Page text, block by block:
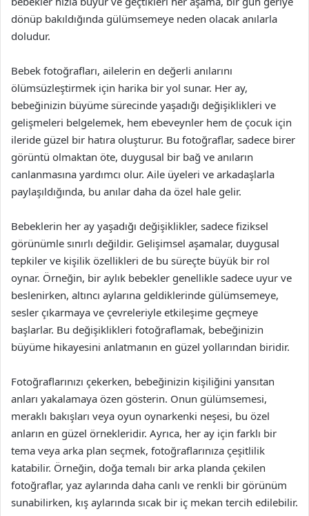
dönüp bakıldığında gülümsemeye neden olacak anılarla
doludur.
Bebek fotoğrafları, ailelerin en değerli anılarını
ölümsüzleştirmek için harika bir yol sunar. Her ay,
bebeğinizin büyüme sürecinde yaşadığı değişiklikleri ve
gelişmeleri belgelemek, hem ebeveynler hem de çocuk için
ileride güzel bir hatıra oluşturur. Bu fotoğraflar, sadece birer
görüntü olmaktan öte, duygusal bir bağ ve anıların
canlanmasına yardımcı olur. Aile üyeleri ve arkadaşlarla
paylaşıldığında, bu anılar daha da özel hale gelir.
Bebeklerin her ay yaşadığı değişiklikler, sadece fiziksel
görünümle sınırlı değildir. Gelişimsel aşamalar, duygusal
tepkiler ve kişilik özellikleri de bu süreçte büyük bir rol
oynar. Örneğin, bir aylık bebekler genellikle sadece uyur ve
beslenirken, altıncı aylarına geldiklerinde gülümsemeye,
sesler çıkarmaya ve çevreleriyle etkileşime geçmeye
başlarlar. Bu değişiklikleri fotoğraflamak, bebeğinizin
büyüme hikayesini anlatmanın en güzel yollarından biridir.
Fotoğraflarınızı çekerken, bebeğinizin kişiliğini yansıtan
anları yakalamaya özen gösterin. Onun gülümsemesi,
meraklı bakışları veya oyun oynarkenki neşesi, bu özel
anların en güzel örnekleridir. Ayrıca, her ay için farklı bir
tema veya arka plan seçmek, fotoğraflarınıza çeşitlilik
katabilir. Örneğin, doğa temalı bir arka planda çekilen
fotoğraflar, yaz aylarında daha canlı ve renkli bir görünüm
sunabilirken, kış aylarında sıcak bir iç mekan tercih edilebilir.